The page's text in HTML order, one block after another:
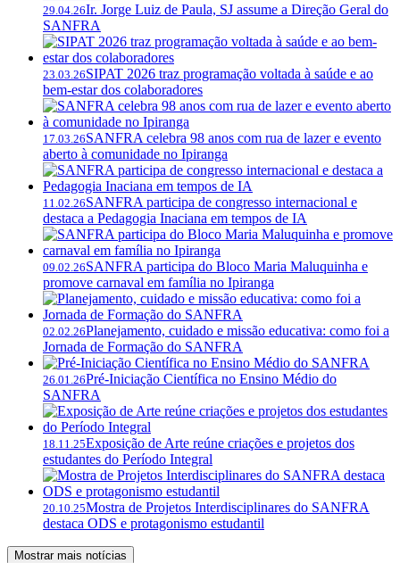
29.04.26Ir. Jorge Luiz de Paula, SJ assume a Direção Geral do
SANFRA
23.03.26SIPAT 2026 traz programação voltada à saúde e ao
bem-estar dos colaboradores
17.03.26SANFRA celebra 98 anos com rua de lazer e evento
aberto à comunidade no Ipiranga
11.02.26SANFRA participa de congresso internacional e
destaca a Pedagogia Inaciana em tempos de IA
09.02.26SANFRA participa do Bloco Maria Maluquinha e
promove carnaval em família no Ipiranga
02.02.26Planejamento, cuidado e missão educativa: como foi a
Jornada de Formação do SANFRA
26.01.26Pré-Iniciação Científica no Ensino Médio do
SANFRA
18.11.25Exposição de Arte reúne criações e projetos dos
estudantes do Período Integral
20.10.25Mostra de Projetos Interdisciplinares do SANFRA
destaca ODS e protagonismo estudantil
Mostrar mais notícias